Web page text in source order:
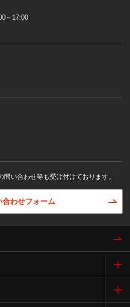
～17:00
い合わせ等も受け付けております。
合わせフォーム